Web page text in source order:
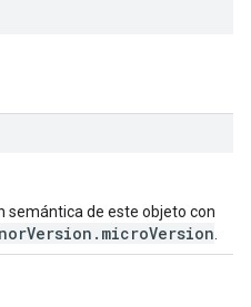
semántica de este objeto con